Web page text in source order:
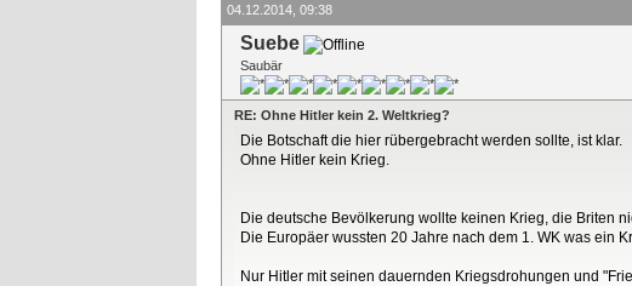
04.12.2014, 09:38
Suebe
Saubär
RE: Ohne Hitler kein 2. Weltkrieg?
Die Botschaft die hier rübergebracht werden sollte, ist klar.
Ohne Hitler kein Krieg.
Die deutsche Bevölkerung wollte keinen Krieg, die Briten
Die Europäer wussten 20 Jahre nach dem 1. WK was ein
Nur Hitler mit seinen dauernden Kriegsdrohungen und